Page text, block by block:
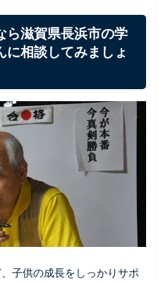
ら滋賀県長浜市の学
に相談してみましょ
子供の成長をしっかりサポ